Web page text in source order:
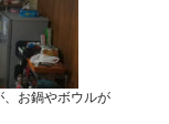
、お鍋やボウルが